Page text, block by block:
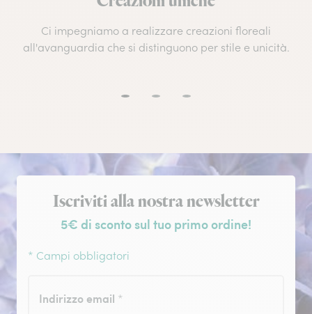
Ci impegniamo a realizzare creazioni floreali
all'avanguardia che si distinguono per stile e unicità.
Iscrizione alla newsletter
Iscriviti alla nostra newsletter
5€ di sconto sul tuo primo ordine!
* Campi obbligatori
Indirizzo email *